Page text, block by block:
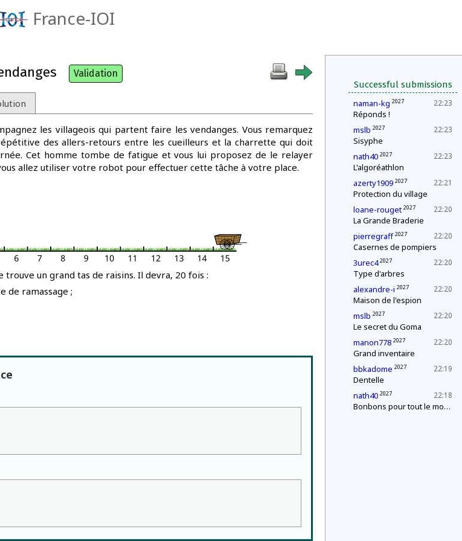
France-IOI
Successful submissions
22:23
naman-kg 2027
Réponds !
22:23
mslb 2027
Sisyphe
22:23
nath40 2027
L'algoréathlon
22:21
azerty1909 2027
Protection du village
22:20
loane-rouget 2027
La Grande Braderie
22:20
pierregraff 2027
Casernes de pompiers
22:20
3urec4 2027
Type d'arbres
22:20
alexandre-i 2027
Maison de l'espion
22:20
mslb 2027
Le secret du Goma
22:20
manon778 2027
Grand inventaire
22:19
bbkadome 2027
Dentelle
22:18
nath40 2027
Bonbons pour tout le monde !
Validation
les villageois qui partent faire les vendanges. Vous remarquez
des allers-retours entre les cueilleurs et la charrette qui doit
Cet homme tombe de fatigue et vous lui proposez de le relayer
allez utiliser votre robot pour effectuer cette tâche à votre place.
un grand tas de raisins. Il devra, 20 fois :
de ramassage ;